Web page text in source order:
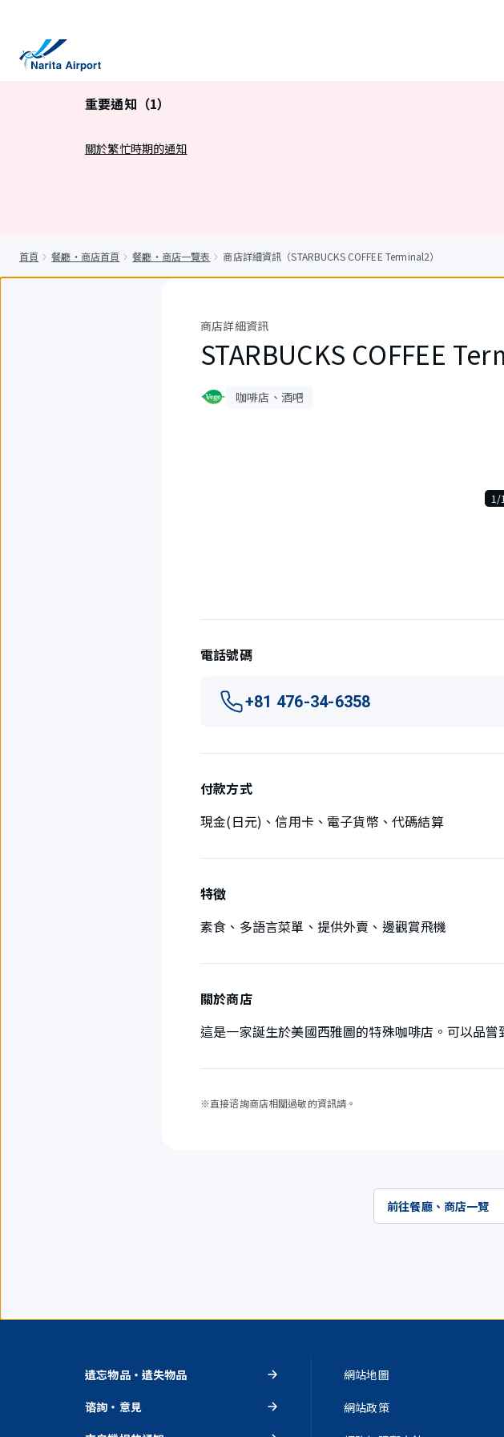
重要通知（1）
關於繁忙時期的通知
首頁 餐廳・商店首頁 餐廳・商店一覽表 商店詳細資訊（STARBUCKS COFFEE Terminal2）
商店詳細資訊
STARBUCKS COFFEE
咖啡店、酒吧
1
1/1
電話號碼
+81 476-34-6358
付款方式
現金(日元)、信用卡、電子貨幣、代碼結算
特徵
素食、多語言菜單、提供外賣、邊觀賞飛機
關於商店
這是一家誕生於美國西雅圖的特殊咖啡店。可以品
※直接谘詢商店相關過敏的資訊請。
前往餐廳、商店一覽
遺忘物品・遺失物品
谘詢・意見
網站地圖
網站政策